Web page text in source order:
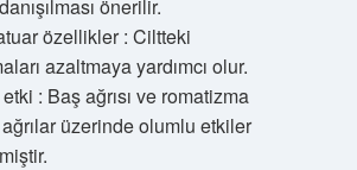
önerilir.
özellikler : Ciltteki
azaltmaya yardımcı olur.
: Baş ağrısı ve romatizma
üzerinde olumlu etkiler